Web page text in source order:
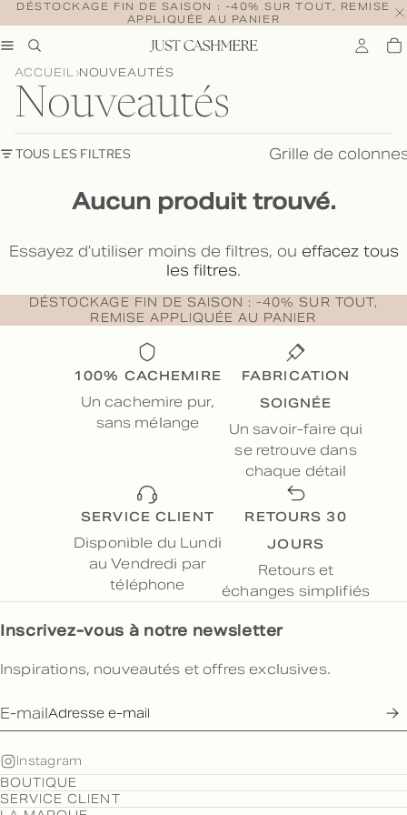
DÉSTOCKAGE FIN DE SAISON : -40% SUR TOUT, REMISE
APPLIQUÉE AU PANIER
ACCUEIL NOUVEAUTÉS
Nouveautés
TOUS LES FILTRES Grille de
Aucun produit trouvé.
Essayez d’utiliser moins de filtres, ou effacez tous
les filtres.
DÉSTOCKAGE FIN DE SAISON : -40% SUR TOUT,
REMISE APPLIQUÉE AU PANIER
100% CACHEMIRE
Un cachemire pur,
sans mélange
FABRICATION
SOIGNÉE
Un savoir-faire qui
se retrouve dans
chaque détail
SERVICE CLIENT
Disponible du Lundi
au Vendredi par
téléphone
RETOURS 30
JOURS
Retours et
échanges simplifiés
Inscrivez-vous à notre newsletter
Inspirations, nouveautés et offres exclusives.
E-mail
Instagram
BOUTIQUE
SERVICE CLIENT